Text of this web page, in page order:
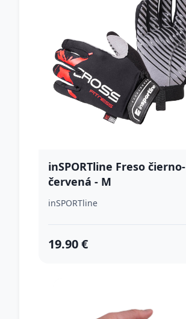
inSPORTline Freso čierno-
červená - M
inSPORTline
19.90 €